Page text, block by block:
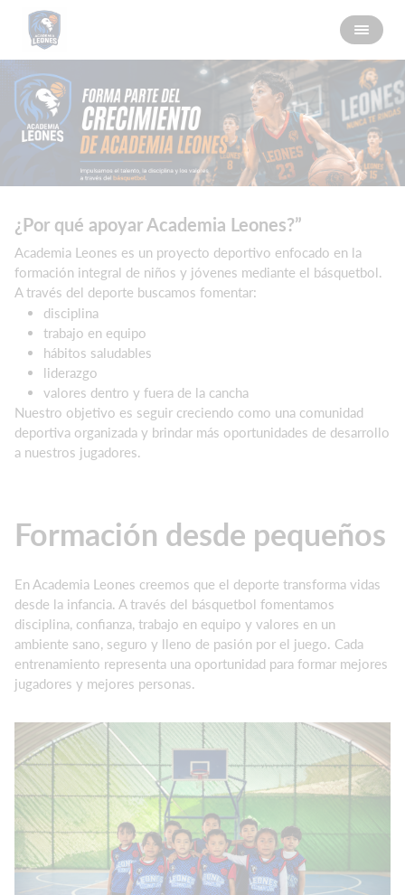
¿Por qué apoyar Academia Leones?”
Academia Leones es un proyecto deportivo enfocado en la
formación integral de niños y jóvenes mediante el básquetbol.
A través del deporte buscamos fomentar:
disciplina
trabajo en equipo
hábitos saludables
liderazgo
valores dentro y fuera de la cancha
Nuestro objetivo es seguir creciendo como una comunidad
deportiva organizada y brindar más oportunidades de desarrollo
a nuestros jugadores.
Formación desde pequeños
En Academia Leones creemos que el deporte transforma vidas
desde la infancia. A través del básquetbol fomentamos
disciplina, confianza, trabajo en equipo y valores en un
ambiente sano, seguro y lleno de pasión por el juego. Cada
entrenamiento representa una oportunidad para formar mejores
jugadores y mejores personas.